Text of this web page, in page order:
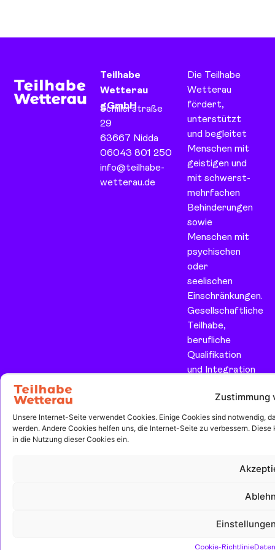
Zustimmung
Unsere Internet-Seite verwendet Cookies. Einige Cookies sind notwendig,
werden. Andere Cookies helfen uns, die Internet-Seite zu verbessern.
in die Nutzung dieser Cookies ein.
Cookie-Richtlinie
Teilhabe
Wetterau
gGmbH
Schillerstraße
29
63667 Nidda
06043 801 250
info@teilhabe-
wetterau.de
Die Teilhabe
Wetterau
fördert,
unterstützt
und begleitet
Menschen mit
geistigen und
mit schwerst-
mehrfachen
Behinderungen
sowie
Menschen mit
psychischen
oder
seelischen
Einschränkungen.
Gesellschaftliche
Teilhabe,
berufliche
Qualifikation
und Integration
allgemeinen
Arbeitsmarkt
sind unsere